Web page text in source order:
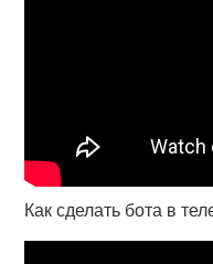
Как сделать бота в